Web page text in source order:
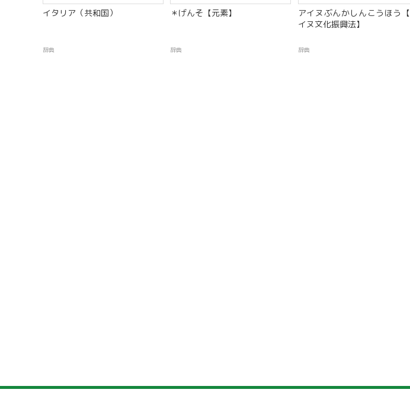
イタリア（共和国）
辞典
＊げんそ【元素】
辞典
アイヌぶんかしんこうほう
イヌ文化振興法】
辞典